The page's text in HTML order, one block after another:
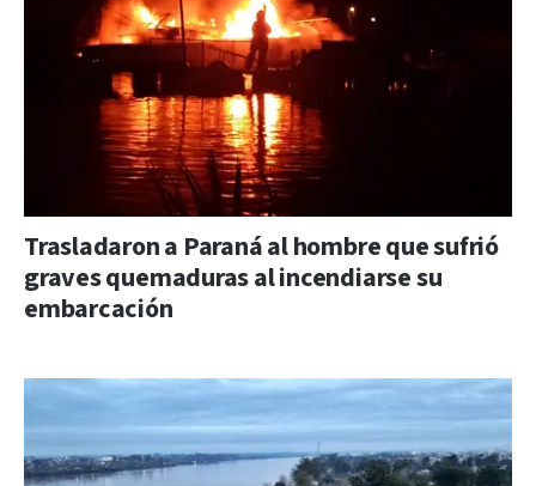
Trasladaron a Paraná al hombre que sufrió
graves quemaduras al incendiarse su
embarcación